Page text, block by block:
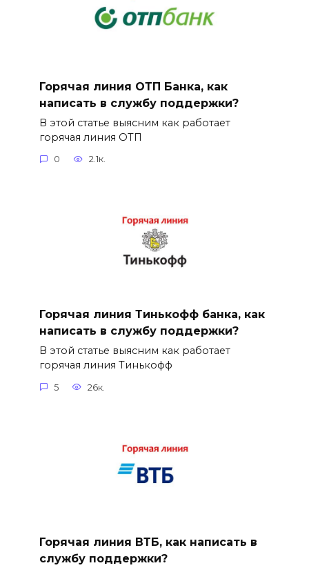
Горячая линия ОТП Банка, как
написать в службу поддержки?
В этой статье выясним как работает
горячая линия ОТП
0 2.1к.
Горячая линия Тинькофф банка, как
написать в службу поддержки?
В этой статье выясним как работает
горячая линия Тинькофф
5 26к.
Горячая линия ВТБ, как написать в
службу поддержки?